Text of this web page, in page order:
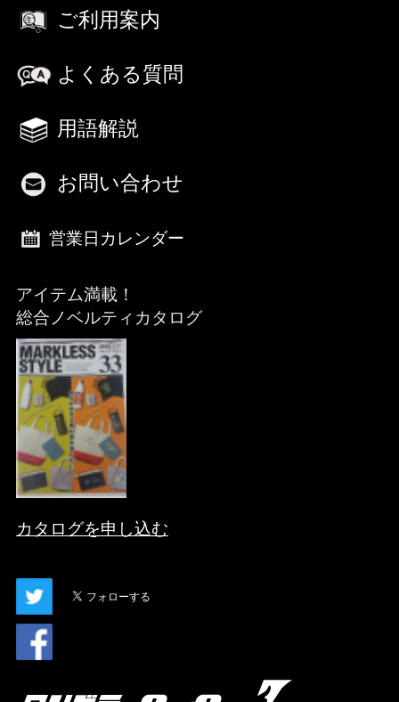
ご利用案内
よくある質問
用語解説
お問い合わせ
営業日カレンダー
アイテム満載！
総合ノベルティカタログ
カタログを申し込む